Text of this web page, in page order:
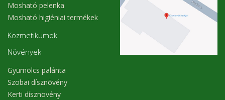
Mosható pelenka
Mosható higiéniai termékek
Kozmetikumok
Növények
Gyümölcs palánta
Szobai dísznövény
Kerti dísznövény